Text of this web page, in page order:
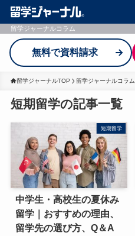
留学ジャーナルコラム
無料で資料請求
留学ジャーナルTOP 留学ジャーナルコラム
短期留学の記事一覧
短期留学
中学生・高校生の夏休み
留学｜おすすめの理由、
留学先の選び方、Q＆A